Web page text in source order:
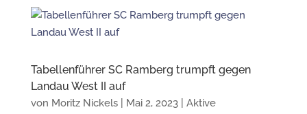
Tabellenführer SC Ramberg trumpft gegen
Landau West II auf
von Moritz Nickels| Mai 2, 2023| Aktive